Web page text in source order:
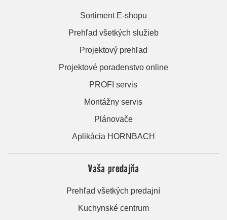
Sortiment E-shopu
Prehľad všetkých služieb
Projektový prehľad
Projektové poradenstvo online
PROFI servis
Montážny servis
Plánovače
Aplikácia HORNBACH
Vaša predajňa
Prehľad všetkých predajní
Kuchynské centrum